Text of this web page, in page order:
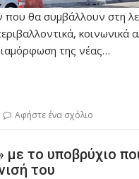
θα συμβάλλουν στη
κοινωνικά
της νέας…
Αφήστε ένα σχόλιο
το υποβρύχιο
του